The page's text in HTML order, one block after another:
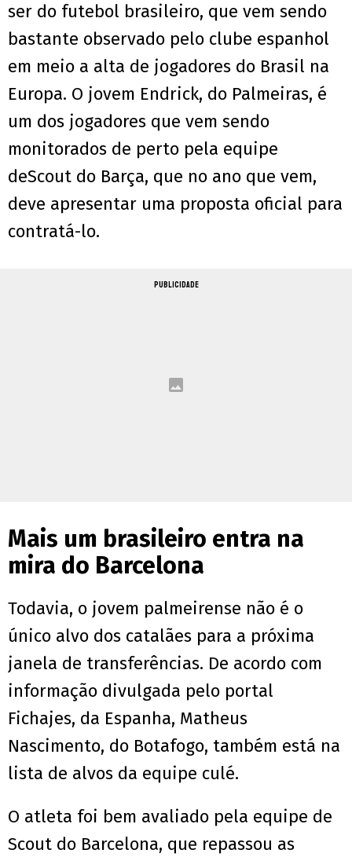
ser do futebol brasileiro, que vem sendo
bastante observado pelo clube espanhol
em meio a alta de jogadores do Brasil na
Europa. O jovem Endrick, do Palmeiras, é
um dos jogadores que vem sendo
monitorados de perto pela equipe
deScout do Barça, que no ano que vem,
deve apresentar uma proposta oficial para
contratá-lo.
PUBLICIDADE
Mais um brasileiro entra na
mira do Barcelona
Todavia, o jovem palmeirense não é o
único alvo dos catalães para a próxima
janela de transferências. De acordo com
informação divulgada pelo portal
Fichajes, da Espanha, Matheus
Nascimento, do Botafogo, também está na
lista de alvos da equipe culé.
O atleta foi bem avaliado pela equipe de
Scout do Barcelona, que repassou as